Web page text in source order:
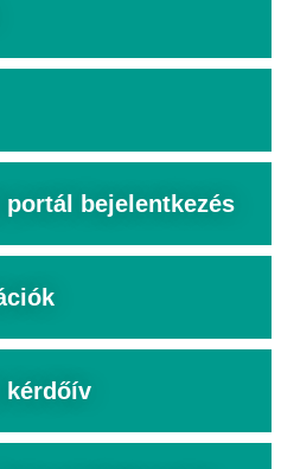
portál bejelentkezés
kérdőív